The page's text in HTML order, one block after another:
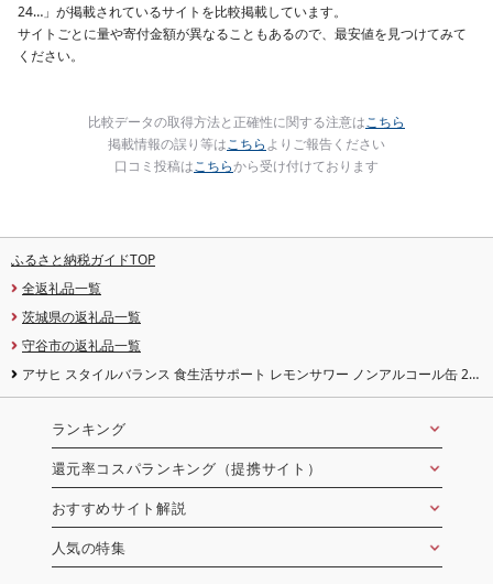
24…」が掲載されているサイトを比較掲載しています。
サイトごとに量や寄付金額が異なることもあるので、最安値を見つけてみて
ください。
比較データの取得方法と正確性に関する注意はこちら
掲載情報の誤り等はこちらよりご報告ください
口コミ投稿はこちらから受け付けております
ふるさと納税ガイドTOP
全返礼品一覧
茨城県の返礼品一覧
守谷市の返礼品一覧
アサヒ スタイルバランス 食生活サポート レモンサワー ノンアルコール缶 24
ランキング
還元率コスパランキング（提携サイト）
おすすめサイト解説
人気の特集